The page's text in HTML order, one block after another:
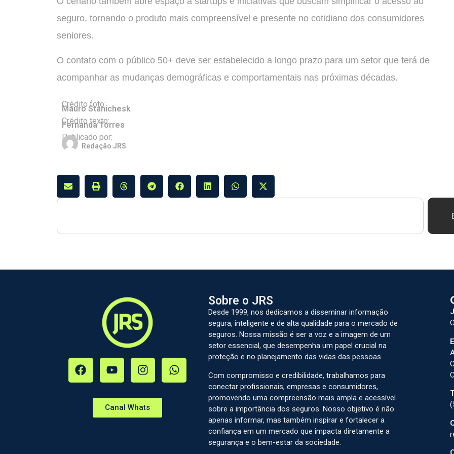
seguro, tornando o produto mais compreensível e presente no cotidiano dos consumidores
seniores.
O contato com o público 50+ deve ser estabelecido a longo prazo para um setor que terá de
acompanhar as mudanças demográficas e comportamentais nas próximas décadas.
Crédito foto:
Mauro Stanichesk
Crédito texto:
Fernanda Torres
Publicado por:
Redação JRS
Canal Whats
Sobre o JRS
Desde 1999, nos dedicamos a disseminar informação
segura, inteligente e de alta qualidade para o mercado de
seguros. Nossa missão é ser a voz e a imagem de um
setor essencial, que desempenha um papel crucial na
proteção e no planejamento das vidas das pessoas.
Com compromisso e credibilidade, trabalhamos para
conectar profissionais, empresas e consumidores,
promovendo uma compreensão mais ampla e acessível
sobre a importância dos seguros. Nosso objetivo é não
apenas informar, mas também inspirar e fortalecer a
confiança em um mercado que impacta diretamente a
segurança e o bem-estar da sociedade.